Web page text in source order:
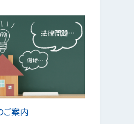
ご案内